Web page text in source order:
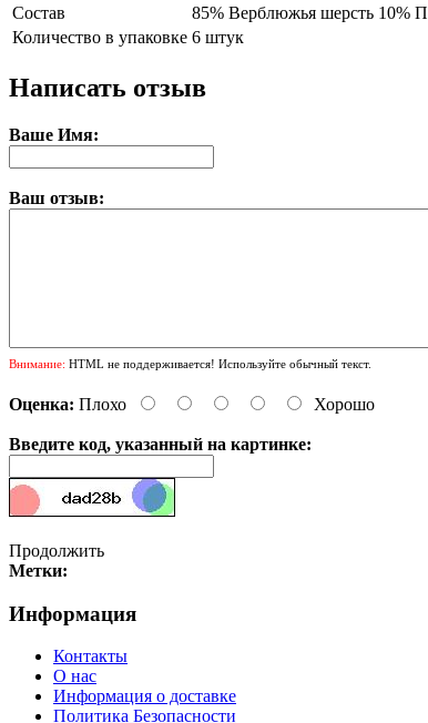
Состав
85% Верблюжья шерсть 10%
Количество в упаковке 6 штук
Написать отзыв
Ваше Имя:
Ваш отзыв:
Внимание: HTML не поддерживается! Используйте обычный текст.
Оценка: Плохо Хорошо
Введите код, указанный на картинке:
Продолжить
Метки:
Информация
Контакты
О нас
Информация о доставке
Политика Безопасности